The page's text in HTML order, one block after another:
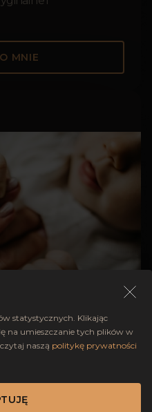
MNIE
w fotografowaniu
doświadczenie i
Po drugie,
i tworzenia
statystycznych. Klikając
na umieszczanie tych plików w
naszą politykę prywatności